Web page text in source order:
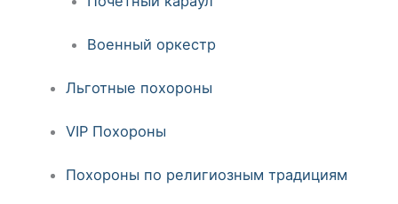
Военный оркестр
Льготные похороны
VIP Похороны
Похороны по религиозным традициям